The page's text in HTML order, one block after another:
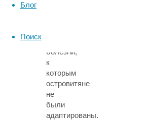
Блог
Поиск
болезни,
к
которым
островитяне
не
были
адаптированы.